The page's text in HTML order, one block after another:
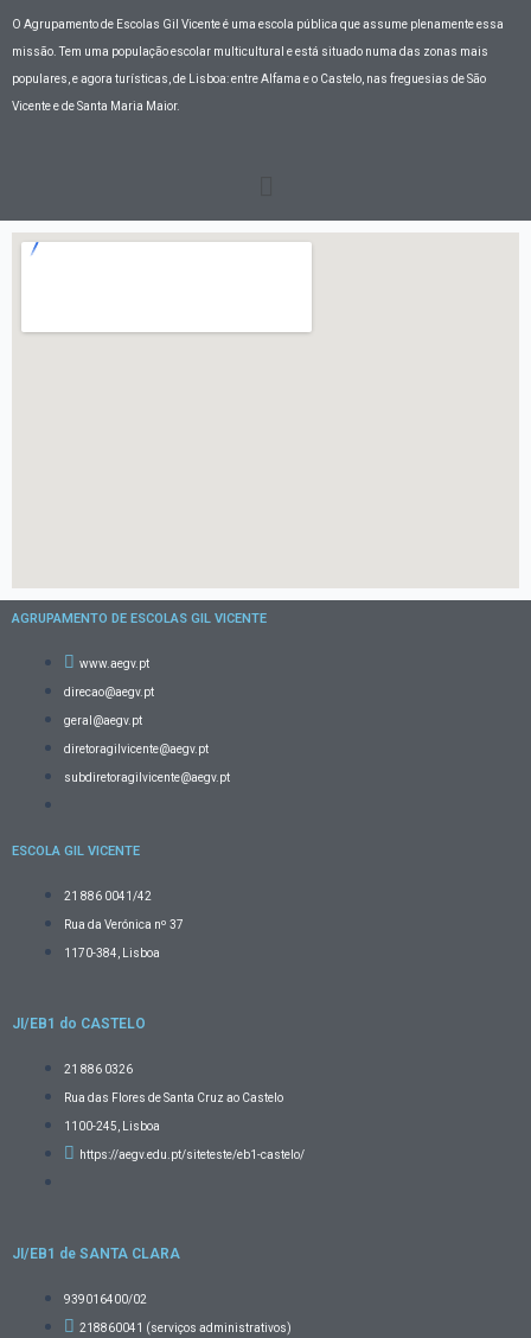
O Agrupamento de Escolas Gil Vicenteé uma escola pública que assume plenamente essa
missão. Tem uma população escolar multicultural e está situado numa das zonas mais
populares, e agora turísticas, de Lisboa: entre Alfama e o Castelo, nas freguesias de São
Vicente e de Santa Maria Maior.
AGRUPAMENTO DE ESCOLAS GIL VICENTE
www.aegv.pt
direcao@aegv.pt
geral@aegv.pt
diretoragilvicente@aegv.pt
subdiretoragilvicente@aegv.pt
ESCOLA GIL VICENTE
21 886 0041/42
Rua da Verónica nº 37
1170-384, Lisboa
JI/EB1 do CASTELO
21 886 0326
Rua das Flores de Santa Cruz ao Castelo
1100-245, Lisboa
https://aegv.edu.pt/siteteste/eb1-castelo/
JI/EB1 de SANTA CLARA
939016400/02
218860041 (serviços administrativos)